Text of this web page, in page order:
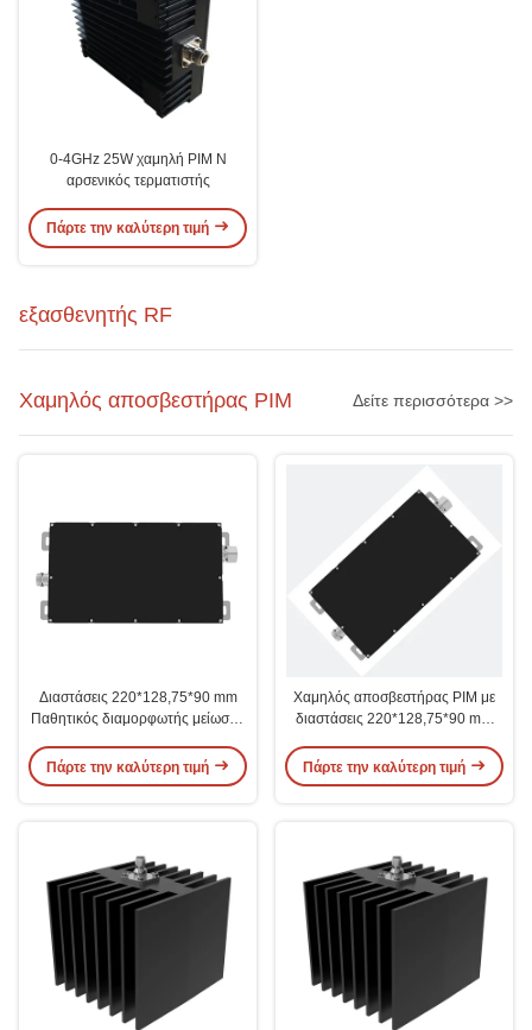
0-4GHz 25W χαμηλή PIM N
αρσενικός τερματιστής
Πάρτε την καλύτερη τιμή
εξασθενητής RF
Χαμηλός αποσβεστήρας PIM Δείτε περισσότερα >>
Διαστάσεις 220*128,75*90 mm
Παθητικός διαμορφωτής μείωσης
Πάρτε την καλύτερη τιμή
Χαμηλός αποσβεστήρας PIM με
διαστάσεις 220*128,75*90 mm
Πάρτε την καλύτερη τιμή